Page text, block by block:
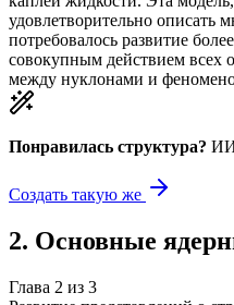
удовлетворительно описать
потребовалось развитие
совокупным действием всех
между нуклонами и
Понравилась структура? ИИ
Создать такую же
2. Основные
Глава 2 из 3